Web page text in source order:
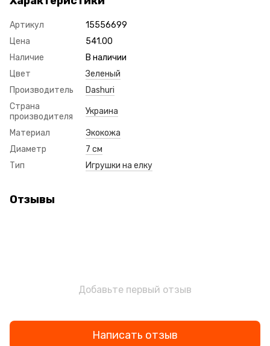
Артикул
15556699
Цена
541.00
Наличие
В наличии
Цвет
Зеленый
Производитель
Dashuri
Страна
производителя
Украина
Материал
Экокожа
Диаметр
7 см
Тип
Игрушки на елку
Отзывы
Добавьте первый отзыв
Написать отзыв